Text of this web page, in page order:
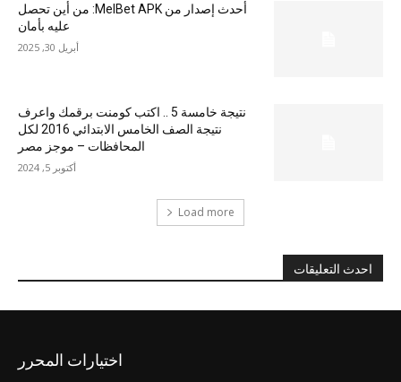
أحدث إصدار من MelBet APK: من أين تحصل
عليه بأمان
أبريل 30, 2025
نتيجة خامسة 5 .. اكتب كومنت برقمك واعرف
نتيجة الصف الخامس الابتدائي 2016 لكل
المحافظات – موجز مصر
أكتوبر 5, 2024
Load more
احدث التعليقات
اختيارات المحرر